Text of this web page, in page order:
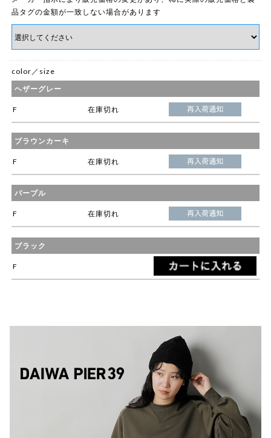
品タグの金額が一致しない場合があります
color／size
ヘザーグレー
F 在庫切れ
ブラウンカーキ
F 在庫切れ
パープル
F 在庫切れ
ブラック
F